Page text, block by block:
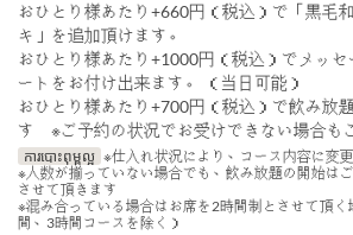
おひとり様あたり+660円（税込）で「黒毛
キ」を追加頂けます。
おひとり様あたり+1000円（税込）でメッセ
ートをお付け出来ます。 （当日可能）
おひとり様あたり+700円（税込）で飲み放
す ※ご予約の状況でお受けできない場合も
ការបោះពុម្ពល្អ ※仕入れ状況により、コース内容に変
※人数が揃っていない場合でも、飲み放題の開始は
させて頂きます
※混み合っている場合はお席を2時間制とさせて頂
間、3時間コースを除く）